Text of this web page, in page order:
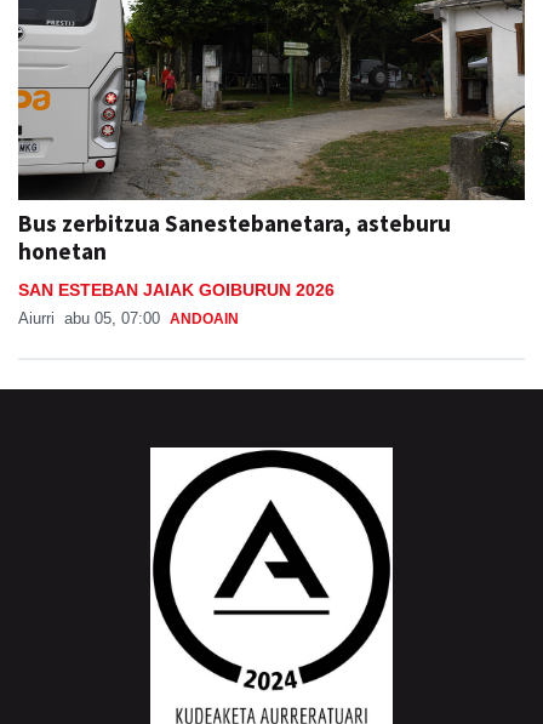
Bus zerbitzua Sanestebanetara, asteburu
honetan
SAN ESTEBAN JAIAK GOIBURUN 2026
Aiurri abu 05, 07:00 ANDOAIN